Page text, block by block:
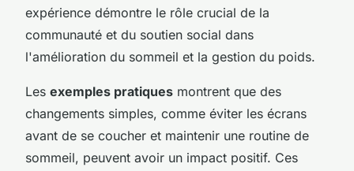
expérience démontre le rôle crucial de la
communauté et du soutien social dans
l'amélioration du sommeil et la gestion du poids.
Les exemples pratiques montrent que des
changements simples, comme éviter les écrans
avant de se coucher et maintenir une routine de
sommeil, peuvent avoir un impact positif. Ces